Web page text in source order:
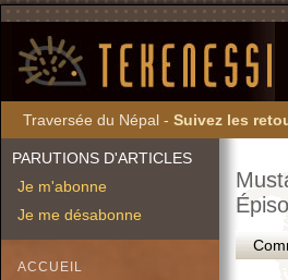
Traversée du Népal - Suivez les
PARUTIONS D'ARTICLES
Je m'abonne
Je me désabonne
ACCUEIL